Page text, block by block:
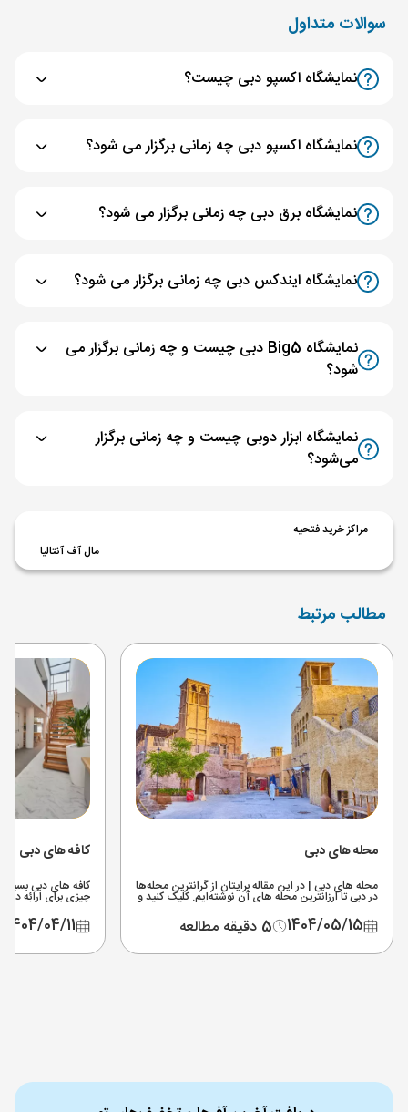
سوالات متداول
نمایشگاه اکسپو دبی چیست؟
نمایشگاه اکسپو دبی چه زمانی برگزار می شود؟
نمایشگاه برق دبی چه زمانی برگزار می شود؟
نمایشگاه ایندکس دبی چه زمانی برگزار می شود؟
نمایشگاه Big5 دبی چیست و چه زمانی برگزار می
شود؟
نمایشگاه ابزار دوبی چیست و چه زمانی برگزار
می‌شود؟
مراکز خرید فتحیه
مال آف آنتالیا
مطالب مرتبط
محله های دبی
محله های دبی | در این مقاله برایتان از گرانترین محله‌ها
در دبی تا ارزانترین محله های آن نوشته‌ایم. کلیک کنید و
دبی را مثل کف دستتان بشناسید.
1404/05/15 5 دقیقه مطالعه
کافه های دبی
کافه های دبی
چیزی برای ارائه
های دبی را با
1404/04/11